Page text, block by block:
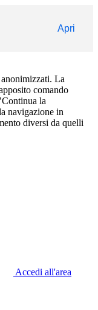
Apri
La
comando
la
navigazione in
diversi da quelli
Accedi all'area